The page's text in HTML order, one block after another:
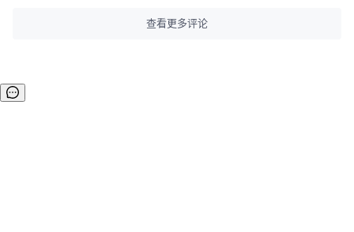
查看更多评论